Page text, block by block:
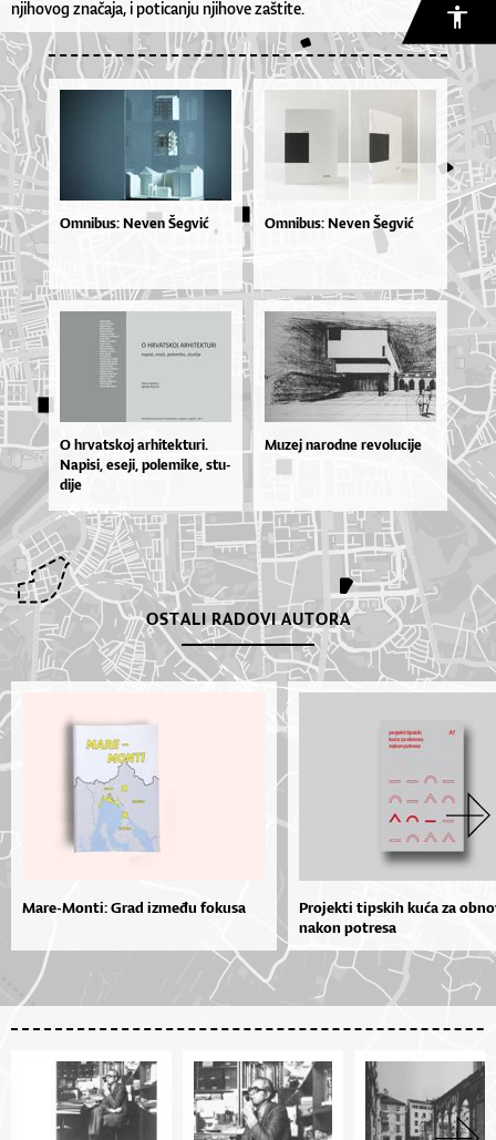
njihovog značaja, i poticanju njihove zaštite.
Omnibus: Neven Šegvić Omnibus: Neven Šegvić
O hr­vat­skoj ar­hi­tek­tu­ri.
Na­pi­si, ese­ji, po­le­mi­ke, stu­
di­je
Muzej narodne revolucije
OSTALI RADOVI AUTORA
Mare-Monti: Grad između fokusa
Projekti tipskih kuća za
nakon potresa